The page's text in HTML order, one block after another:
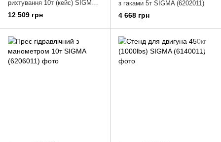
рихтування 10т (кейс) SIGMA
(6204011)
12 509 грн
з гаками 5т SIGMA (6202011)
4 668 грн